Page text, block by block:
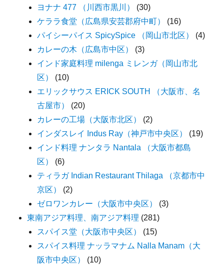
ヨナナ 477 （川西市黒川）
(30)
ケララ食堂（広島県安芸郡府中町）
(16)
パイシーパイス SpicySpice （岡山市北区）
(4)
カレーの木（広島市中区）
(3)
インド家庭料理 milenga ミレンガ（岡山市北
区）
(10)
エリックサウス ERICK SOUTH （大阪市、名
古屋市）
(20)
カレーの工場（大阪市北区）
(2)
インダスレイ Indus Ray（神戸市中央区）
(19)
インド料理 ナンタラ Nantala （大阪市都島
区）
(6)
ティラガ Indian Restaurant Thilaga （京都市中
京区）
(2)
ゼロワンカレー（大阪市中央区）
(3)
東南アジア料理、南アジア料理 (281)
スパイス堂（大阪市中央区）
(15)
スパイス料理 ナッラマナム Nalla Manam（大
阪市中央区）
(10)